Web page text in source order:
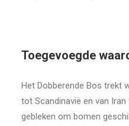
Toegevoegde
Het Dobberende Bos trekt
tot Scandinavië en van
gebleken om bomen